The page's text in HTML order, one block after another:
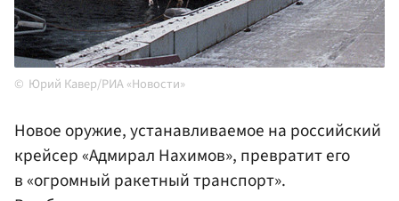
Юрий Кавер/РИА «Новости»
Новое оружие, устанавливаемое на российский
крейсер «Адмирал Нахимов», превратит его
в «огромный ракетный транспорт».